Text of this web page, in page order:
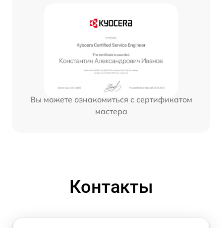
Вы можете ознакомиться с сертификатом
мастера
Контакты